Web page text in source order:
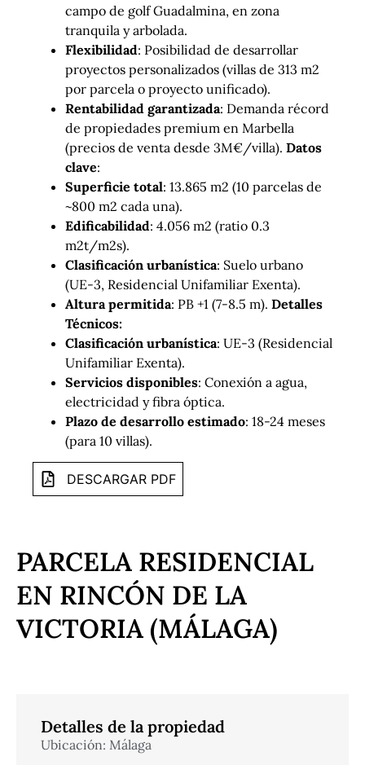
campo de golf Guadalmina, en zona
tranquila y arbolada.
Flexibilidad: Posibilidad de desarrollar
proyectos personalizados (villas de 313 m2
por parcela o proyecto unificado).
Rentabilidad garantizada: Demanda récord
de propiedades premium en Marbella
(precios de venta desde 3M€/villa). Datos
clave:
Superficie total: 13.865 m2 (10 parcelas de
~800 m2 cada una).
Edificabilidad: 4.056 m2 (ratio 0.3
m2t/m2s).
Clasificación urbanística: Suelo urbano
(UE-3, Residencial Unifamiliar Exenta).
Altura permitida: PB +1 (7-8.5 m). Detalles
Técnicos:
Clasificación urbanística: UE-3 (Residencial
Unifamiliar Exenta).
Servicios disponibles: Conexión a agua,
electricidad y fibra óptica.
Plazo de desarrollo estimado: 18-24 meses
(para 10 villas).
DESCARGAR PDF
PARCELA RESIDENCIAL
EN RINCÓN DE LA
VICTORIA (MÁLAGA)
Detalles de la propiedad
Ubicación: Málaga